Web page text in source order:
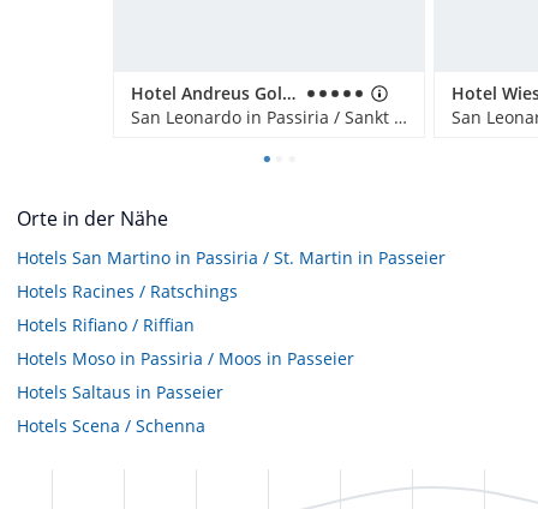
Hotel Andreus Golf & Spa Resort
San Leonardo in Passiria / Sankt Leonhard in Passeier, Italien
Orte in der Nähe
Hotels San Martino in Passiria / St. Martin in Passeier
Hotels Racines / Ratschings
Hotels Rifiano / Riffian
Hotels Moso in Passiria / Moos in Passeier
Hotels Saltaus in Passeier
Hotels Scena / Schenna